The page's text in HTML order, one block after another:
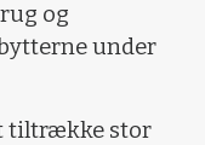
og
under
tiltrække stor